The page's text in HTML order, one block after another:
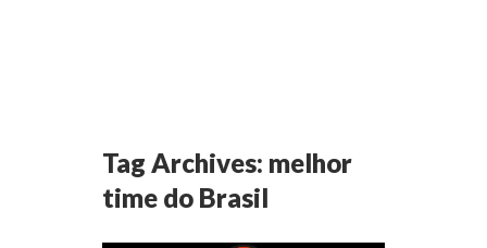
Tag Archives: melhor
time do Brasil